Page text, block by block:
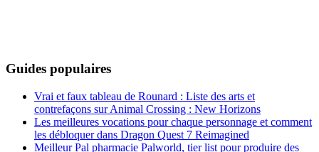
Guides populaires
Vrai et faux tableau de Rounard : Liste des arts et
contrefaçons sur Animal Crossing : New Horizons
Les meilleures vocations pour chaque personnage et comment
les débloquer dans Dragon Quest 7 Reimagined
Meilleur Pal pharmacie Palworld, tier list pour produire des